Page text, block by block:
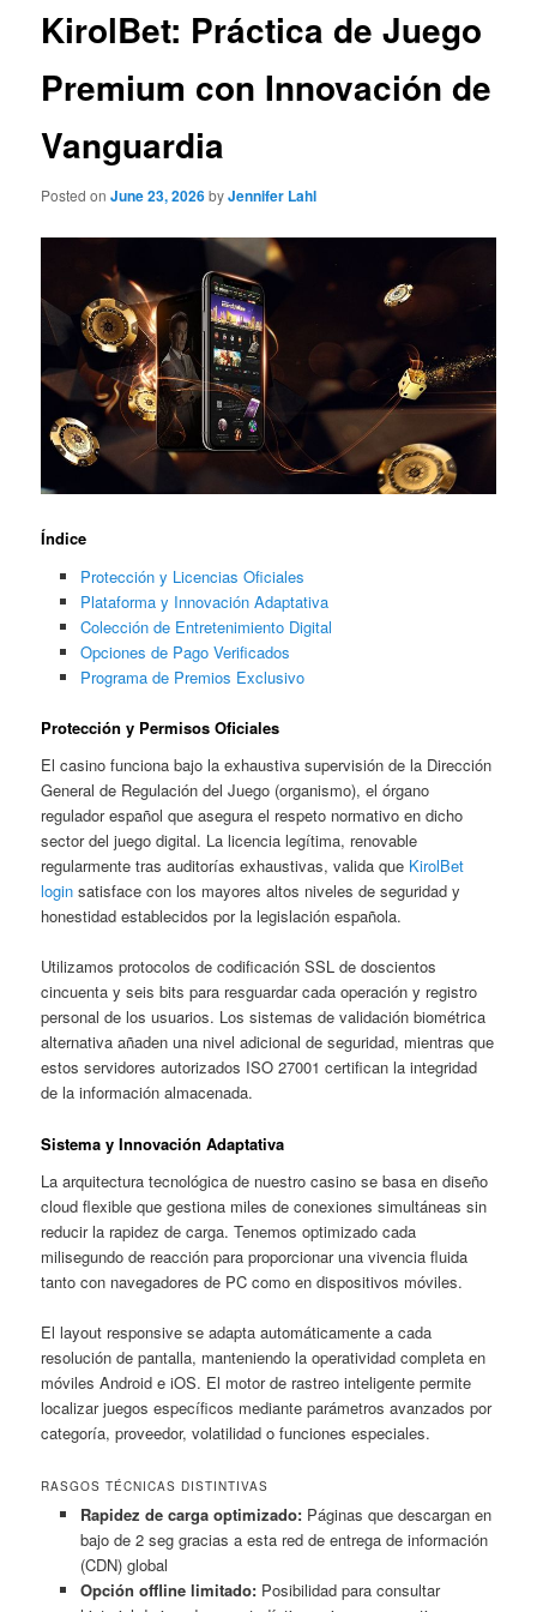
KirolBet: Práctica de Juego
Premium con Innovación de
Vanguardia
Posted onJune 23, 2026byJennifer Lahl
Índice
Protección y Licencias Oficiales
Plataforma y Innovación Adaptativa
Colección de Entretenimiento Digital
Opciones de Pago Verificados
Programa de Premios Exclusivo
Protección y Permisos Oficiales
El casino funciona bajo la exhaustiva supervisión de la Dirección
General de Regulación del Juego (organismo), el órgano
regulador español que asegura el respeto normativo en dicho
sector del juego digital. La licencia legítima, renovable
regularmente tras auditorías exhaustivas, valida que KirolBet
login satisface con los mayores altos niveles de seguridad y
honestidad establecidos por la legislación española.
Utilizamos protocolos de codificación SSL de doscientos
cincuenta y seis bits para resguardar cada operación y registro
personal de los usuarios. Los sistemas de validación biométrica
alternativa añaden una nivel adicional de seguridad, mientras que
estos servidores autorizados ISO 27001 certifican la integridad
de la información almacenada.
Sistema y Innovación Adaptativa
La arquitectura tecnológica de nuestro casino se basa en diseño
cloud flexible que gestiona miles de conexiones simultáneas sin
reducir la rapidez de carga. Tenemos optimizado cada
milisegundo de reacción para proporcionar una vivencia fluida
tanto con navegadores de PC como en dispositivos móviles.
El layout responsive se adapta automáticamente a cada
resolución de pantalla, manteniendo la operatividad completa en
móviles Android e iOS. El motor de rastreo inteligente permite
localizar juegos específicos mediante parámetros avanzados por
categoría, proveedor, volatilidad o funciones especiales.
RASGOS TÉCNICAS DISTINTIVAS
Rapidez de carga optimizado:Páginas que descargan en
bajo de 2 seg gracias a esta red de entrega de información
(CDN) global
Opción offline limitado:Posibilidad para consultar